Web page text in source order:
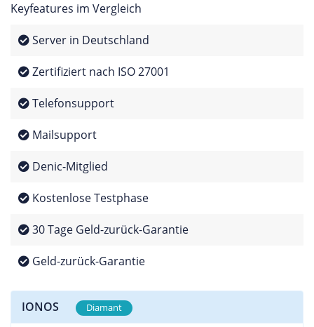
Keyfeatures im Vergleich
Server in Deutschland
Zertifiziert nach ISO 27001
Telefonsupport
Mailsupport
Denic-Mitglied
Kostenlose Testphase
30 Tage Geld-zurück-Garantie
Geld-zurück-Garantie
IONOS Diamant